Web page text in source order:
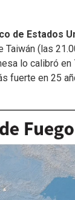
de Estados
Taiwán (las
lo calibró
fuerte en 25